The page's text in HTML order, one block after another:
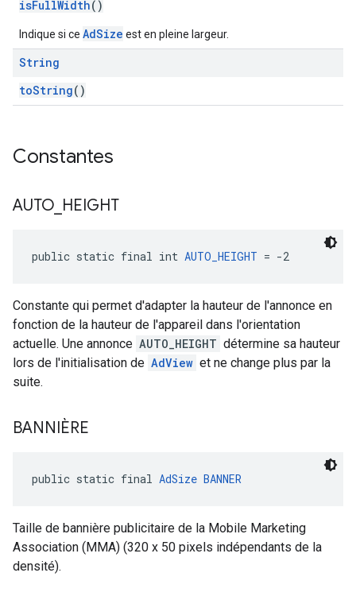
isFullWidth()
Indique si ce AdSize est en pleine largeur.
String
toString()
Constantes
AUTO HEIGHT
public static final int AUTO_HEIGHT = -2
Constante qui permet d'adapter la hauteur de l'annonce en
fonction de la hauteur de l'appareil dans l'orientation
actuelle. Une annonce AUTO_HEIGHT détermine sa hauteur
lors de l'initialisation de AdView et ne change plus par la
suite.
BANNIÈRE
public static final AdSize BANNER
Taille de bannière publicitaire de la Mobile Marketing
Association (MMA) (320 x 50 pixels indépendants de la
densité).